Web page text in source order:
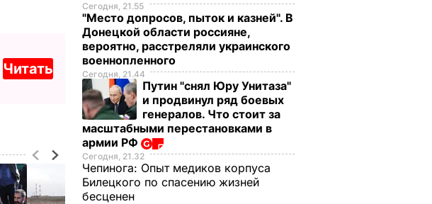
Читать
Сегодня, 21.55
"Место допросов, пыток и казней". В
Донецкой области россияне,
вероятно, расстреляли украинского
военнопленного
Сегодня, 21.44
Путин "снял Юру Унитаза"
и продвинул ряд боевых
генералов. Что стоит за
масштабными перестановками в
армии РФ
Сегодня, 21.32
Чепинога: Опыт медиков корпуса
Билецкого по спасению жизней
бесценен